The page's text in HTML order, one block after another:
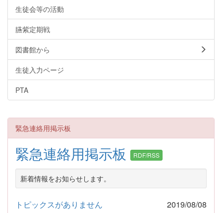
生徒会等の活動
臙紫定期戦
図書館から
生徒入力ページ
PTA
緊急連絡用掲示板
緊急連絡用掲示板 RDF/RSS
新着情報をお知らせします。
トピックスがありません 2019/08/08